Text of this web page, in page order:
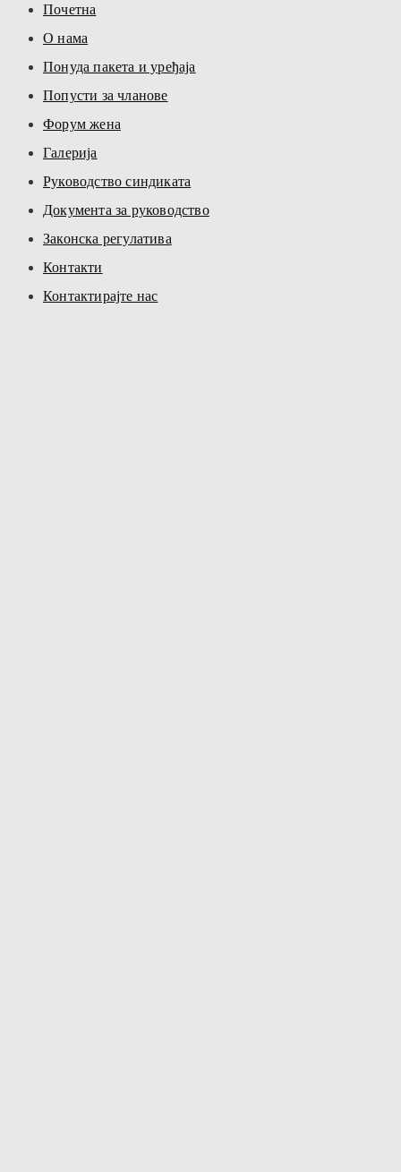
Почетна
О нама
Понуда пакета и уређаја
Попусти за чланове
Форум жена
Галерија
Руководство синдиката
Документа за руководство
Законска регулатива
Контакти
Контактирајте нас